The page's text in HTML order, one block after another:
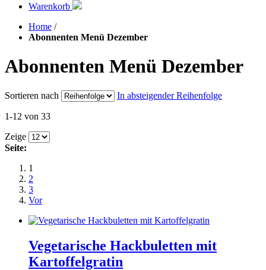
Warenkorb
Home /
Abonnenten Menü Dezember
Abonnenten Menü Dezember
Sortieren nach In absteigender Reihenfolge
1-12 von 33
Zeige
Seite:
1
2
3
Vor
Vegetarische Hackbuletten mit
Kartoffelgratin